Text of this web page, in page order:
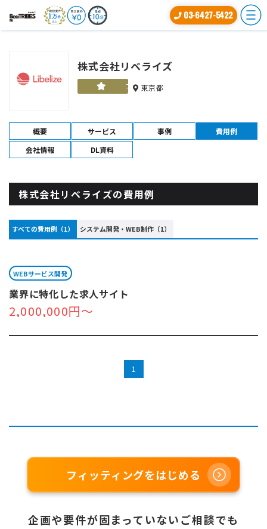
03-6427-5422
株式会社リベライズ
ゴールド東京都
概要 サービス 事例
費用例
会社情報
DL資料
株式会社リベライズの費用例
すべての費用例（1） システム開発・WEB制作（1）
WEBサービス開発
業界に特化した求人サイト
2,000,000円～
1
フィッティングをはじめる
企画や要件が固まっていないご相談でも